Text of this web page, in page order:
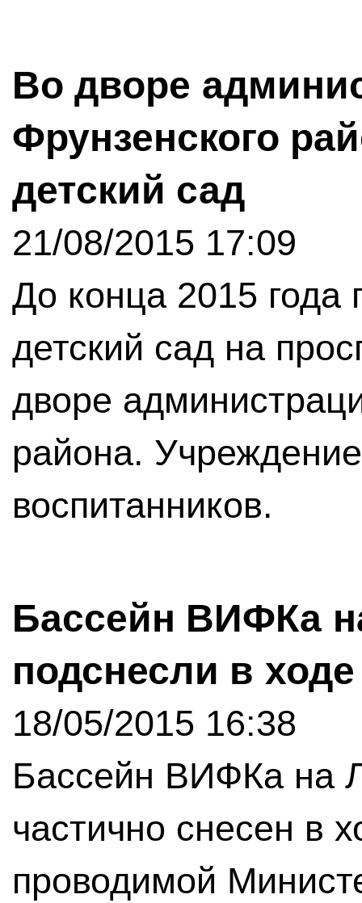
Во дворе
Фрунзенского
детский сад
21/08/2015 17:09
До конца 2015 года
детский сад на
дворе
района.
воспитанников.
Бассейн ВИФКа
подснесли в
18/05/2015 16:38
Бассейн ВИФКа на
частично снесен в
проводимой